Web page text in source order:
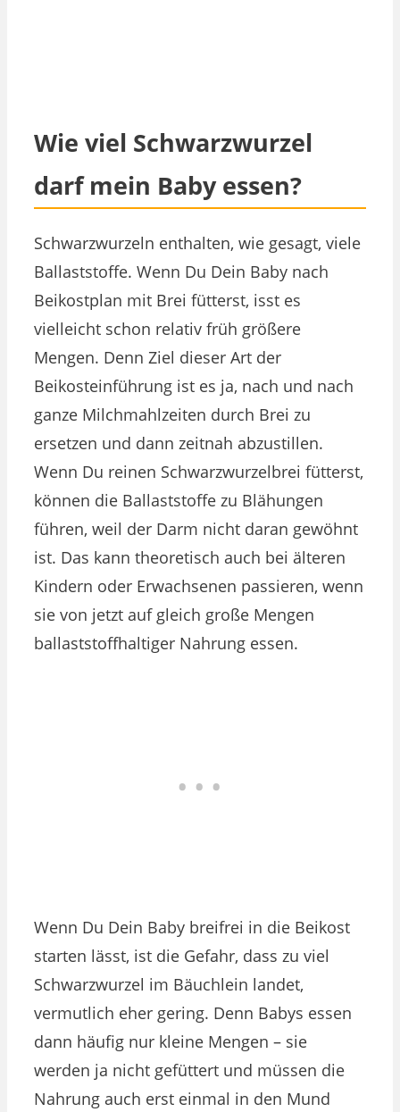
Wie viel Schwarzwurzel
darf mein Baby essen?
Schwarzwurzeln enthalten, wie gesagt, viele
Ballaststoffe. Wenn Du Dein Baby nach
Beikostplan mit Brei fütterst, isst es
vielleicht schon relativ früh größere
Mengen. Denn Ziel dieser Art der
Beikosteinführung ist es ja, nach und nach
ganze Milchmahlzeiten durch Brei zu
ersetzen und dann zeitnah abzustillen.
Wenn Du reinen Schwarzwurzelbrei fütterst,
können die Ballaststoffe zu Blähungen
führen, weil der Darm nicht daran gewöhnt
ist. Das kann theoretisch auch bei älteren
Kindern oder Erwachsenen passieren, wenn
sie von jetzt auf gleich große Mengen
ballaststoffhaltiger Nahrung essen.
Wenn Du Dein Baby breifrei in die Beikost
starten lässt, ist die Gefahr, dass zu viel
Schwarzwurzel im Bäuchlein landet,
vermutlich eher gering. Denn Babys essen
dann häufig nur kleine Mengen – sie
werden ja nicht gefüttert und müssen die
Nahrung auch erst einmal in den Mund